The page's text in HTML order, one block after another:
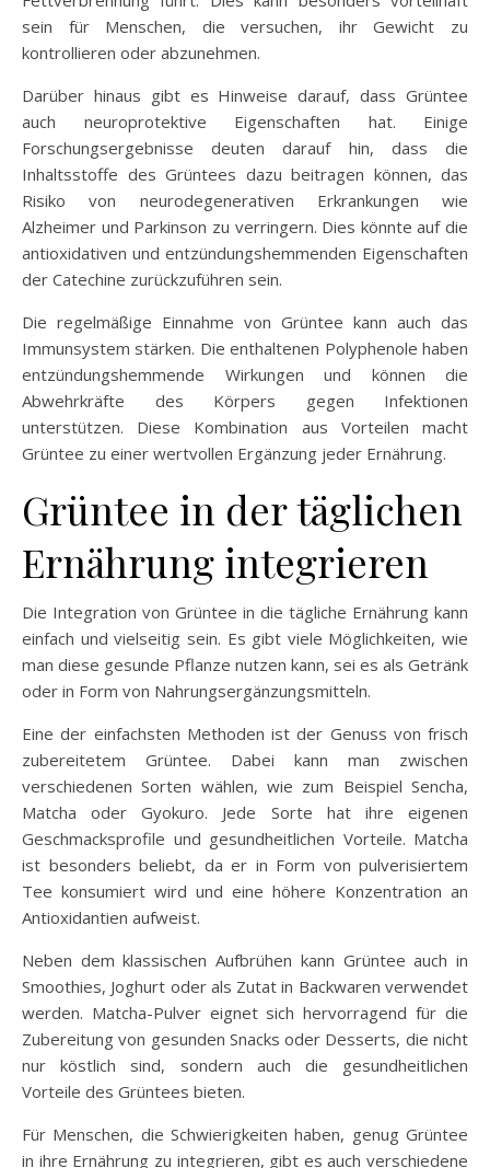
sein für Menschen, die versuchen, ihr Gewicht zu
kontrollieren oder abzunehmen.
Darüber hinaus gibt es Hinweise darauf, dass Grüntee
auch neuroprotektive Eigenschaften hat. Einige
Forschungsergebnisse deuten darauf hin, dass die
Inhaltsstoffe des Grüntees dazu beitragen können, das
Risiko von neurodegenerativen Erkrankungen wie
Alzheimer und Parkinson zu verringern. Dies könnte auf die
antioxidativen und entzündungshemmenden Eigenschaften
der Catechine zurückzuführen sein.
Die regelmäßige Einnahme von Grüntee kann auch das
Immunsystem stärken. Die enthaltenen Polyphenole haben
entzündungshemmende Wirkungen und können die
Abwehrkräfte des Körpers gegen Infektionen
unterstützen. Diese Kombination aus Vorteilen macht
Grüntee zu einer wertvollen Ergänzung jeder Ernährung.
Grüntee in der täglichen
Ernährung integrieren
Die Integration von Grüntee in die tägliche Ernährung kann
einfach und vielseitig sein. Es gibt viele Möglichkeiten, wie
man diese gesunde Pflanze nutzen kann, sei es als Getränk
oder in Form von Nahrungsergänzungsmitteln.
Eine der einfachsten Methoden ist der Genuss von frisch
zubereitetem Grüntee. Dabei kann man zwischen
verschiedenen Sorten wählen, wie zum Beispiel Sencha,
Matcha oder Gyokuro. Jede Sorte hat ihre eigenen
Geschmacksprofile und gesundheitlichen Vorteile. Matcha
ist besonders beliebt, da er in Form von pulverisiertem
Tee konsumiert wird und eine höhere Konzentration an
Antioxidantien aufweist.
Neben dem klassischen Aufbrühen kann Grüntee auch in
Smoothies, Joghurt oder als Zutat in Backwaren verwendet
werden. Matcha-Pulver eignet sich hervorragend für die
Zubereitung von gesunden Snacks oder Desserts, die nicht
nur köstlich sind, sondern auch die gesundheitlichen
Vorteile des Grüntees bieten.
Für Menschen, die Schwierigkeiten haben, genug Grüntee
in ihre Ernährung zu integrieren, gibt es auch verschiedene